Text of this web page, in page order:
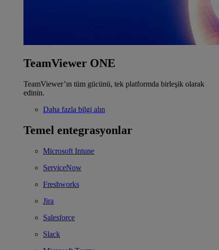
TeamViewer ONE
TeamViewer’ın tüm gücünü, tek platformda birleşik olarak
edinin.
Daha fazla bilgi alın
Temel entegrasyonlar
Microsoft Intune
ServiceNow
Freshworks
Jira
Salesforce
Slack